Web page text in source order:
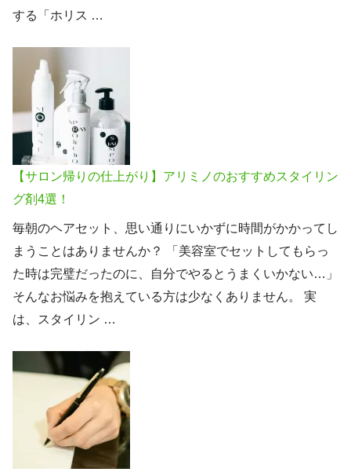
する「ホリス …
【サロン帰りの仕上がり】アリミノのおすすめスタイリン
グ剤4選！
毎朝のヘアセット、思い通りにいかずに時間がかかってし
まうことはありませんか？ 「美容室でセットしてもらっ
た時は完璧だったのに、自分でやるとうまくいかない…」
そんなお悩みを抱えている方は少なくありません。 実
は、スタイリン …